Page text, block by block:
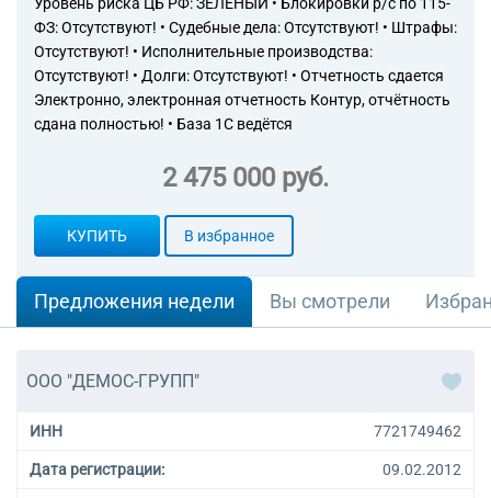
ФЗ: Отсутствуют! • Судебные дела: Отсутствуют! • Штрафы:
Отсутствуют! • Исполнительные производства:
Отсутствуют! • Долги: Отсутствуют! • Отчетность сдается
Электронно, электронная отчетность Контур, отчётность
сдана полностью! • База 1С ведётся
2 475 000 руб.
КУПИТЬ В избранное
Предложения недели Вы смотрели
ООО "ДЕМОС-ГРУПП"
ИНН 7721749462
Дата регистрации: 09.02.2012